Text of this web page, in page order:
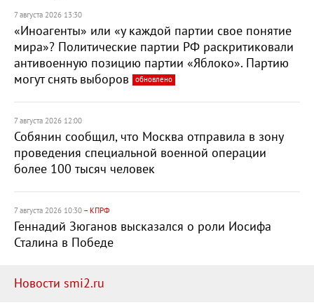
7 августа 2026 13:30
«Иноагенты» или «у каждой партии свое понятие
мира»? Политические партии РФ раскритиковали
антивоенную позицию партии «Яблоко». Партию
могут снять выборов
обновлено
7 августа 2026 12:00
Собянин сообщил, что Москва отправила в зону
проведения специальной военной операции
более 100 тысяч человек
7 августа 2026 10:30 – КПРФ
Геннадий Зюганов высказался о роли Иосифа
Сталина в Победе
Новости smi2.ru